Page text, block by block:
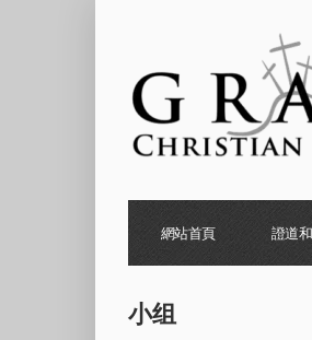
網站首頁 證道
小组